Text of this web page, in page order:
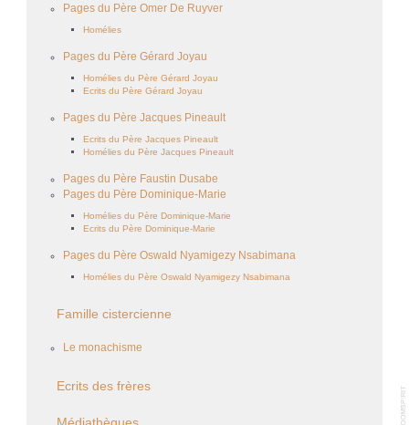
Pages du Père Omer De Ruyver
Homélies
Pages du Père Gérard Joyau
Homélies du Père Gérard Joyau
Ecrits du Père Gérard Joyau
Pages du Père Jacques Pineault
Ecrits du Père Jacques Pineault
Homélies du Père Jacques Pineault
Pages du Père Faustin Dusabe
Pages du Père Dominique-Marie
Homélies du Père Dominique-Marie
Ecrits du Père Dominique-Marie
Pages du Père Oswald Nyamigezy Nsabimana
Homélies du Père Oswald Nyamigezy Nsabimana
Famille cistercienne
Le monachisme
Ecrits des frères